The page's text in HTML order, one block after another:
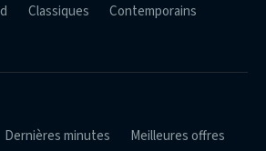
Classiques
Contemporains
Dernières minutes Meilleures offres